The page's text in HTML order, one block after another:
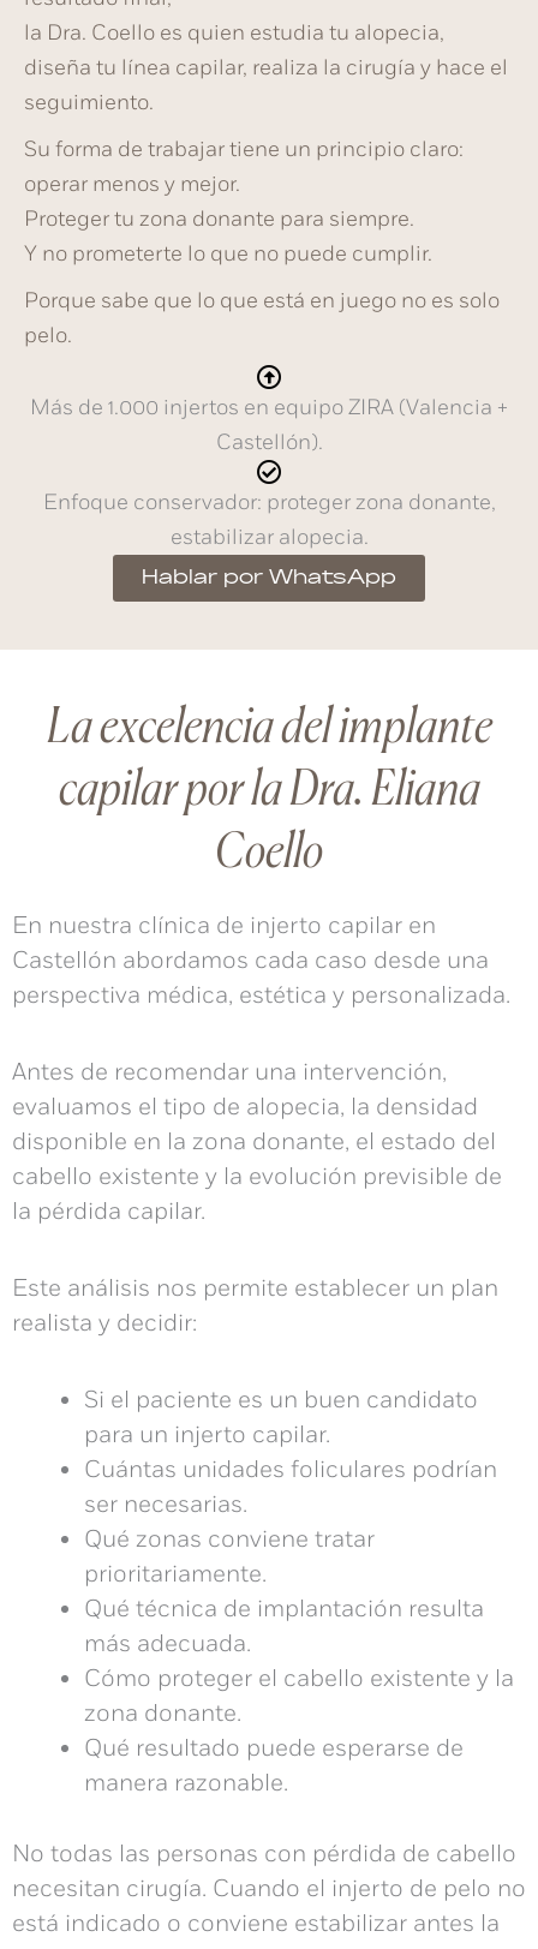
la Dra. Coello es quien estudia tu alopecia,
diseña tu línea capilar, realiza la cirugía y hace el
seguimiento.
Su forma de trabajar tiene un principio claro:
operar menos y mejor.
Proteger tu zona donante para siempre.
Y no prometerte lo que no puede cumplir.
Porque sabe que lo que está en juego no es solo
pelo.
Más de 1.000 injertos en equipo ZIRA (Valencia +
Castellón).
Enfoque conservador: proteger zona donante,
estabilizar alopecia.
Hablar por WhatsApp
La excelencia del implante
capilar por la Dra. Eliana
Coello
En nuestra clínica de injerto capilar en
Castellón abordamos cada caso desde una
perspectiva médica, estética y personalizada.
Antes de recomendar una intervención,
evaluamos el tipo de alopecia, la densidad
disponible en la zona donante, el estado del
cabello existente y la evolución previsible de
la pérdida capilar.
Este análisis nos permite establecer un plan
realista y decidir:
Si el paciente es un buen candidato
para un injerto capilar.
Cuántas unidades foliculares podrían
ser necesarias.
Qué zonas conviene tratar
prioritariamente.
Qué técnica de implantación resulta
más adecuada.
Cómo proteger el cabello existente y la
zona donante.
Qué resultado puede esperarse de
manera razonable.
No todas las personas con pérdida de cabello
necesitan cirugía. Cuando el injerto de pelo no
está indicado o conviene estabilizar antes la